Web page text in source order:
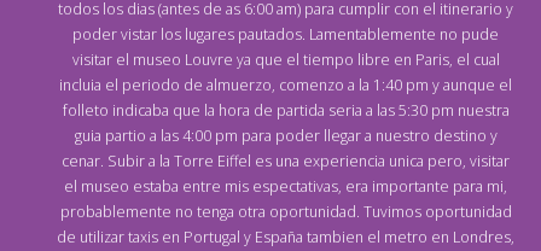
todos los dias (antes de as 6:00 am) para cumplir con el itinerario y
poder vistar los lugares pautados. Lamentablemente no pude
visitar el museo Louvre ya que el tiempo libre en Paris, el cual
incluia el periodo de almuerzo, comenzo a la 1:40 pm y aunque el
folleto indicaba que la hora de partida seria a las 5:30 pm nuestra
guia partio a las 4:00 pm para poder llegar a nuestro destino y
cenar. Subir a la Torre Eiffel es una experiencia unica pero, visitar
el museo estaba entre mis espectativas, era importante para mi,
probablemente no tenga otra oportunidad. Tuvimos oportunidad
de utilizar taxis en Portugal y España tambien el metro en Londres,